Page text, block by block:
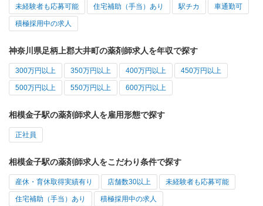
未経験者も応募可能 住宅補助（手当）あり 駅チカ 車通勤可
積極採用中の求人
神奈川県足柄上郡大井町の薬剤師求人を年収で探す
300万円以上 350万円以上 400万円以上 450万円以上
500万円以上 550万円以上 600万円以上
相模金子駅の薬剤師求人を雇用形態で探す
正社員
相模金子駅の薬剤師求人をこだわり条件で探す
産休・育休取得実績有り 店舗数30以上 未経験者も応募可能
住宅補助（手当）あり 積極採用中の求人